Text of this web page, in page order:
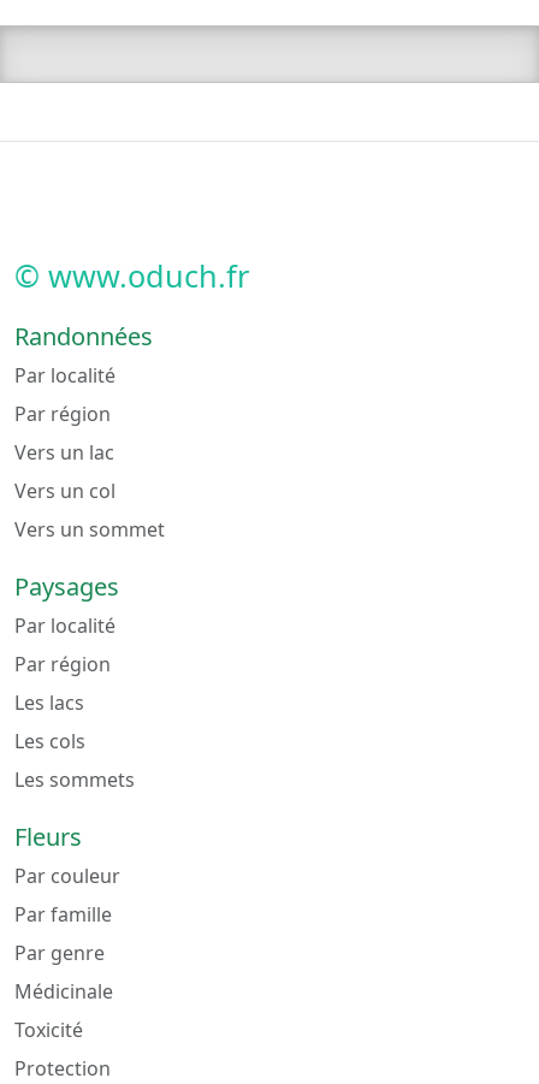
© www.oduch.fr
Randonnées
Par localité
Par région
Vers un lac
Vers un col
Vers un sommet
Paysages
Par localité
Par région
Les lacs
Les cols
Les sommets
Fleurs
Par couleur
Par famille
Par genre
Médicinale
Toxicité
Protection